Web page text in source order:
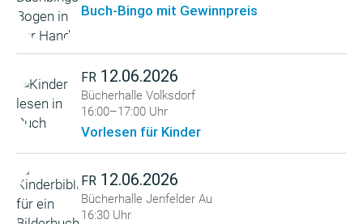
Buch-Bingo mit Gewinnpreis
FR 12.06.2026
Bücherhalle Volksdorf
16:00–17:00 Uhr
Vorlesen für Kinder
FR 12.06.2026
Bücherhalle Jenfelder Au
16:30 Uhr